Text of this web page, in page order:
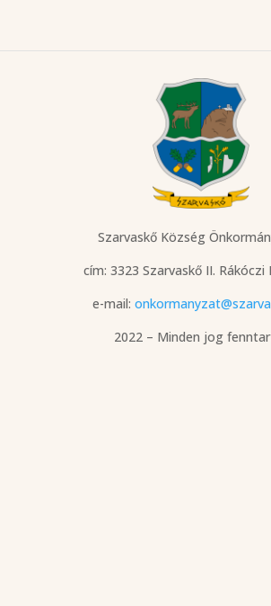
Szarvaskő Község
cím: 3323 Szarvaskő II. Rákóczi
e-mail:
2022 – Minden jog